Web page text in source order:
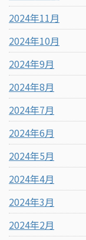
2024年11月
2024年10月
2024年9月
2024年8月
2024年7月
2024年6月
2024年5月
2024年4月
2024年3月
2024年2月